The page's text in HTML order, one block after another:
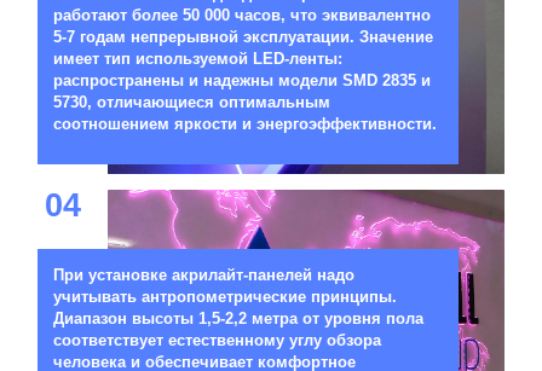
работают более 50 000 часов, что эквивалентно
5-7 годам непрерывной эксплуатации. Значение
имеет тип используемой LED-ленты:
распространены и надежны модели SMD 2835 и
5730, отличающиеся оптимальным
соотношением яркости и энергоэффективности.
04
При установке акрилайт-панелей надо
учитывать антропометрические принципы.
Диапазон высоты 1,5-2,2 метра от уровня пола
соответствует естественному углу обзора
человека и обеспечивает комфортное